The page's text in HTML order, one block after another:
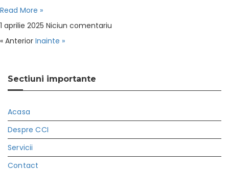
Read More »
1 aprilie 2025 Niciun comentariu
« Anterior Inainte »
Sectiuni importante
Acasa
Despre CCI
Servicii
Contact